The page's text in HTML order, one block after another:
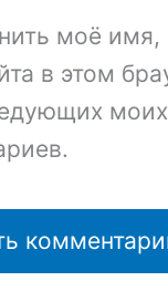
моё имя,
в этом
моих